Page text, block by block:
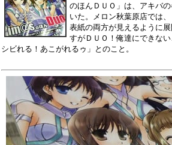
のほんＤＵＯ」は、アキバ
いた。メロン秋葉原店では
表紙の両方が見えるように
すがＤＵＯ！俺達にできな
シビれる！あこがれるゥ」とのこと。